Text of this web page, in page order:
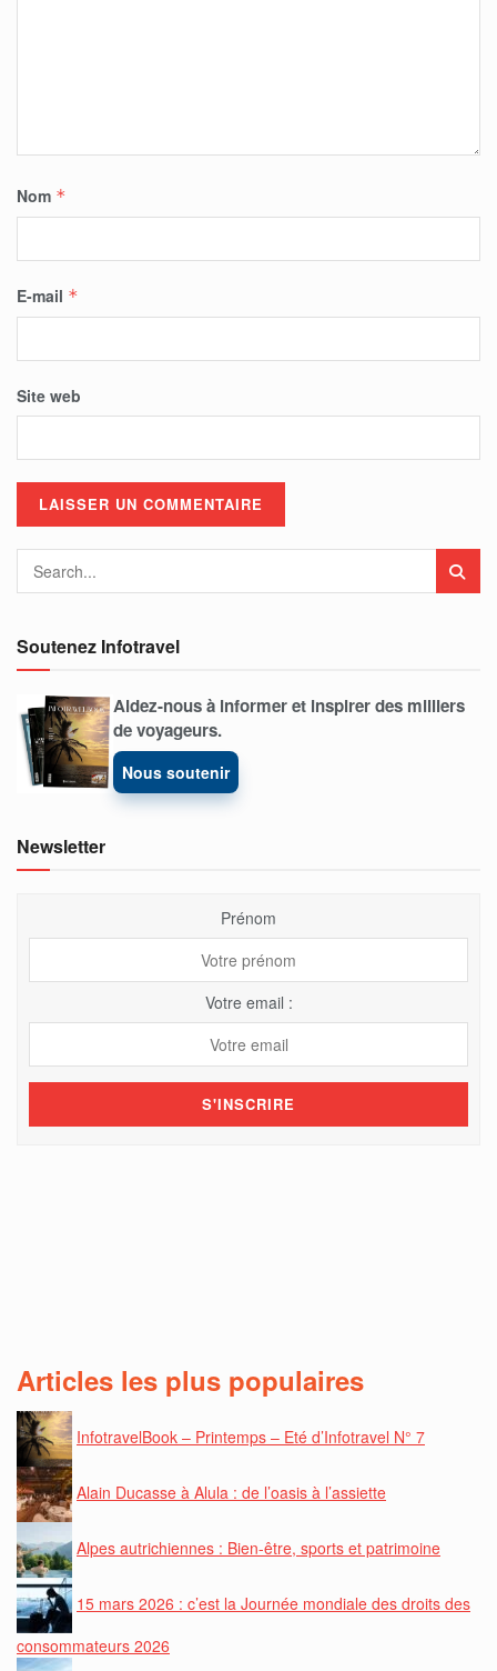
Nom *
E-mail *
Site web
Soutenez Infotravel
Aidez-nous à informer et inspirer des milliers
de voyageurs.
Nous soutenir
Newsletter
Prénom
Votre email :
Articles les plus populaires
InfotravelBook – Printemps – Eté d’Infotravel N° 7
Alain Ducasse à Alula : de l’oasis à l’assiette
Alpes autrichiennes : Bien-être, sports et patrimoine
15 mars 2026 : c’est la Journée mondiale des droits des
consommateurs 2026